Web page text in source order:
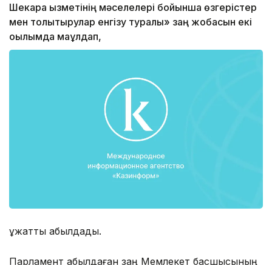
Шекара қызметінің мәселелері бойынша өзгерістер
мен толықтырулар енгізу туралы» заң жобасын екі
оқылымда мақұлдап,
құжатты қабылдады.
Парламент қабылдаған заң Мемлекет басшысының